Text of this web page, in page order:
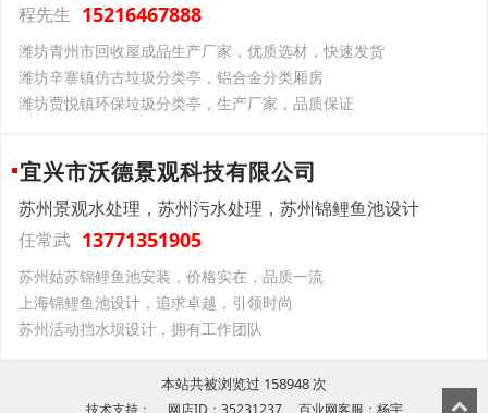
程先生 15216467888
潍坊青州市回收屋成品生产厂家，优质选材，快速发货
潍坊辛寨镇仿古垃圾分类亭，铝合金分类厢房
潍坊贾悦镇环保垃圾分类亭，生产厂家，品质保证
宜兴市沃德景观科技有限公司
苏州景观水处理，苏州污水处理，苏州锦鲤鱼池设计
任常武 13771351905
苏州姑苏锦鲤鱼池安装，价格实在，品质一流
上海锦鲤鱼池设计，追求卓越，引领时尚
苏州活动挡水坝设计，拥有工作团队
本站共被浏览过 158948 次